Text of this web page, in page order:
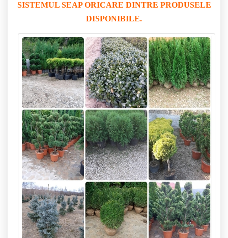
SISTEMUL SEAP ORICARE DINTRE PRODUSELE
DISPONIBILE.